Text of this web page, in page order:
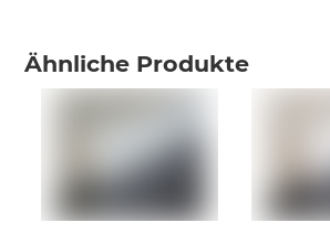
Ähnliche Produkte